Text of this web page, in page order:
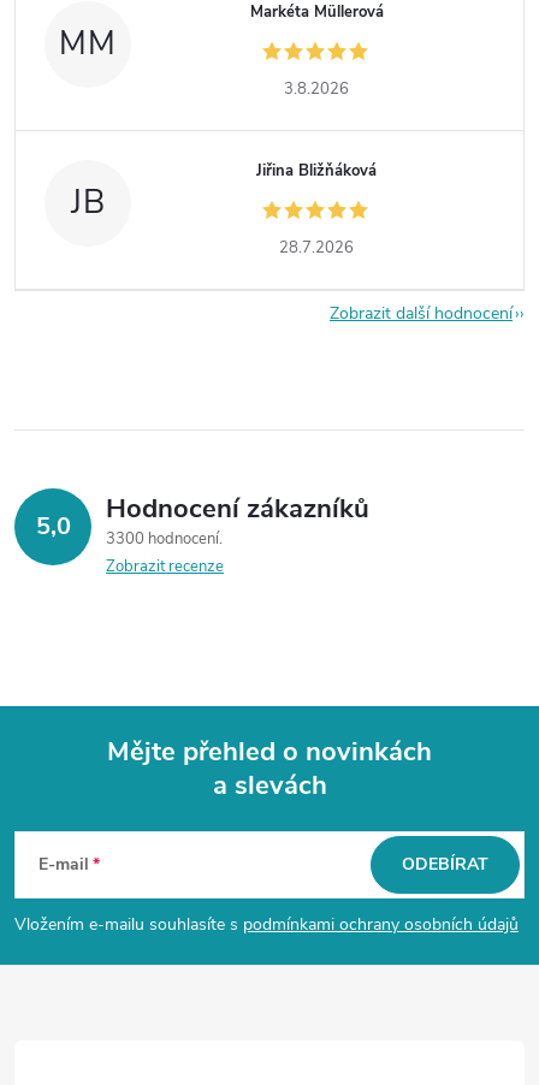
MM
Markéta Müllerová
3.8.2026
JB
Jiřina Bližňáková
28.7.2026
Zobrazit další hodnocení
5,0 Hodnocení zákazníků
3300 hodnocení
Zobrazit recenze
p
a
Mějte přehled o novinkách
a slevách
E-mail
Vložením e-mailu souhlasíte s podmínkami ochrany osobních údajů
ODEBÍRAT